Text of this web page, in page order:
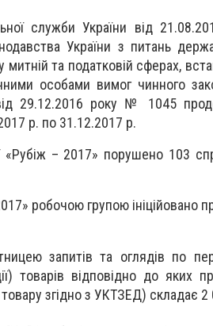
служби України від
України з питань
та податковій сферах,
особами вимог чинного
29.12.2016 року № 1045
р. по 31.12.2017 р.
«Рубіж – 2017» порушено 103
робочою групою ініційовано
запитів та оглядів по
товарів відповідно до яких
згідно з УКТЗЕД) складає 2